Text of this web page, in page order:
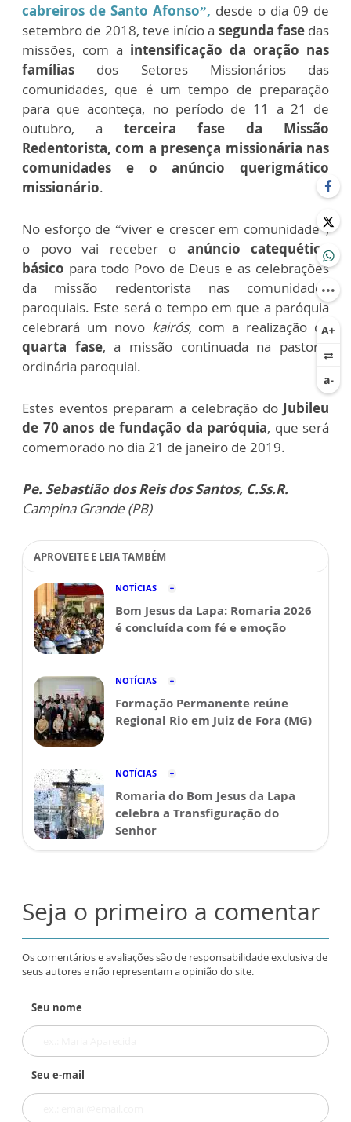
cabreiros de Santo Afonso”, desde o dia 09 de
setembro de 2018, teve início a segunda fasedas
missões, com a intensificação da oração nas
famílias dos Setores Missionários das
comunidades, que é um tempo de preparação
para que aconteça, no período de 11 a 21 de
outubro, a terceira fase da Missão
Redentorista, com a presença missionária nas
comunidades e o anúncio querigmático
missionário.
No esforço de “viver e crescer em comunidade”,
o povo vai receber o anúncio catequético
básico para todo Povo de Deus e as celebrações
da missão redentorista nas comunidades
paroquiais. Este será o tempo em que a paróquia
celebrará um novo kairós, com a realização da
quarta fase, a missão continuada na pastoral
ordinária paroquial.
Estes eventos preparam a celebração doJubileu
de 70 anos de fundação da paróquia, que será
comemorado no dia 21 de janeiro de 2019.
Pe. Sebastião dos Reis dos Santos, C.Ss.R.
Campina Grande (PB)
APROVEITE E LEIA TAMBÉM
NOTÍCIAS
Bom Jesus da Lapa: Romaria 2026
é concluída com fé e emoção
NOTÍCIAS
Formação Permanente reúne
Regional Rio em Juiz de Fora (MG)
NOTÍCIAS
Romaria do Bom Jesus da Lapa
celebra a Transfiguração do
Senhor
Seja o primeiro a comentar
Os comentários e avaliações são de responsabilidade exclusiva de
seus autores e não representam a opinião do site.
Seu nome
Seu e-mail